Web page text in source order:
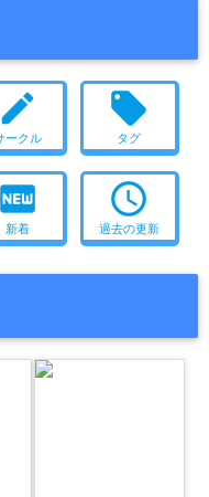
メリア
一伊那尓栖
七瀬すず菜
七詩ムメイ
丹下琴絵
九十九佐命
倉持めると
健屋花那
兎鞠まり
出雲霞
勇気ちひろ
千羽黒乃
博衣こより
図月つくる
型落中子
夕陽リリ
スカトロ
猫耳
足コキ
ツインテール
獣耳
ボールギャグ
ラブラブ
乱交
create
ークル
local_offer
タグ
fiber_new
新着
access_time
過去の更新